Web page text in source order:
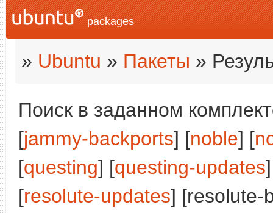
packages
» Ubuntu » Пакеты »
Поиск в заданном
[jammy-backports] [noble] [
[questing] [questing-updates
[resolute-updates] [resolute-